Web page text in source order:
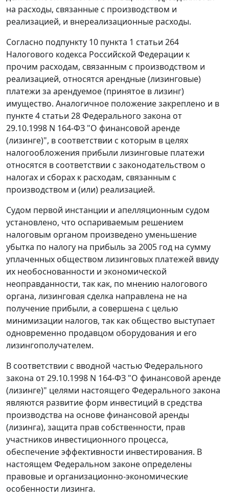
на расходы, связанные с производством и
реализацией, и внереализационные расходы.
Согласно подпункту 10 пункта 1 статьи 264
Налогового кодекса Российской Федерации к
прочим расходам, связанным с производством и
реализацией, относятся арендные (лизинговые)
платежи за арендуемое (принятое в лизинг)
имущество. Аналогичное положение закреплено и в
пункте 4 статьи 28Федерального закона от
29.10.1998 N 164-ФЗ "О финансовой аренде
(лизинге)", в соответствии с которым в целях
налогообложения прибыли лизинговые платежи
относятся в соответствии с законодательством о
налогах и сборах к расходам, связанным с
производством и (или) реализацией.
Судом первой инстанции и апелляционным судом
установлено, что оспариваемым решением
налоговым органом произведено уменьшение
убытка по налогу на прибыль за 2005 год на сумму
уплаченных обществом лизинговых платежей ввиду
их необоснованности и экономической
неоправданности, так как, по мнению налогового
органа, лизинговая сделка направлена не на
получение прибыли, а совершена с целью
минимизации налогов, так как общество выступает
одновременно продавцом оборудования и его
лизингополучателем.
В соответствии с вводной частьюФедерального
закона от 29.10.1998 N 164-ФЗ "О финансовой аренде
(лизинге)" целями настоящего Федерального закона
являются развитие форм инвестиций в средства
производства на основе финансовой аренды
(лизинга), защита прав собственности, прав
участников инвестиционного процесса,
обеспечение эффективности инвестирования. В
настоящем Федеральном законе определены
правовые и организационно-экономические
особенности лизинга.